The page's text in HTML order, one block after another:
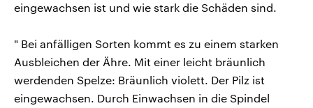
eingewachsen ist und wie stark die Schäden sind.
" Bei anfälligen Sorten kommt es zu einem starken
Ausbleichen der Ähre. Mit einer leicht bräunlich
werdenden Spelze: Bräunlich violett. Der Pilz ist
eingewachsen. Durch Einwachsen in die Spindel